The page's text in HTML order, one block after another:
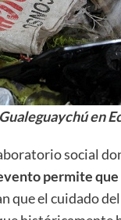
en
social
permite que
que el cuidado